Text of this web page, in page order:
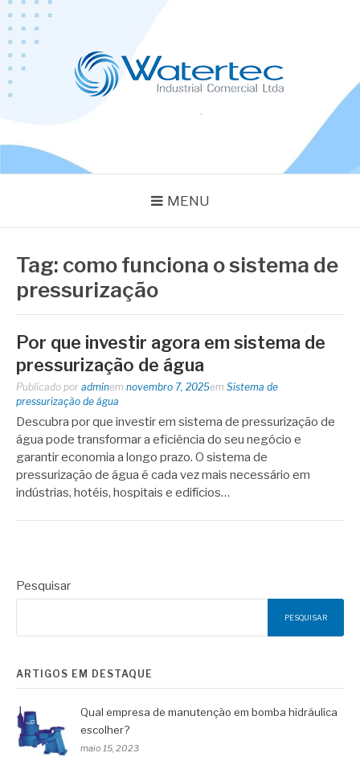
Pular
para
conteúdo
MENU
Tag: como funciona o sistema de
pressurização
Por que investir agora em sistema de
pressurização de água
Publicado por adminem novembro 7, 2025em Sistema de
pressurização de água
Descubra por que investir em sistema de pressurização de
água pode transformar a eficiência do seu negócio e
garantir economia a longo prazo. O sistema de
pressurização de água é cada vez mais necessário em
indústrias, hotéis, hospitais e edifícios…
Pesquisar
PESQUISAR
ARTIGOS EM DESTAQUE
Qual empresa de manutenção em bomba hidráulica
escolher?
maio 15, 2023